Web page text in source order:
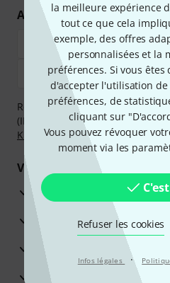
la meilleure expérience
tout ce que cela
exemple, des offres
personnalisées et la
préférences. Si vous
d'accepter l'utilisation de
préférences, de
cliquant sur
Vous pouvez révoquer
moment via les
Refuser les cookies
Infos légales ·
Achetez et payez en toute
Réglez de manière sûre et
(IBAN/BIC), PayPal, Amazon Pay,
Klarna Payer en 3 foisou Carte
Vos avantages
Ga­ran­tie Thomann 3 ans
Garantie 30 jours satisfait
Service de réparation
Conseils d'experts en la